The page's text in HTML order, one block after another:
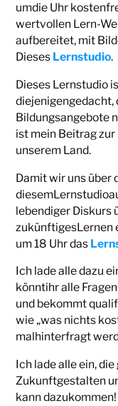
umdie Uhr
wertvollen Lern-
aufbereitet, mit
Dieses Lernstudio.
Dieses Lernstudio
diejenigengedacht,
Bildungsangebote
ist mein Beitrag
unserem Land.
Damit wir uns über
lebendiger Diskurs
zukünftigesLernen
um 18 Uhr das
Ich lade alle dazu
könntihr alle
und bekommt
wie „was nichts
malhinterfragt
Ich lade alle ein,
Zukunftgestalten
kann